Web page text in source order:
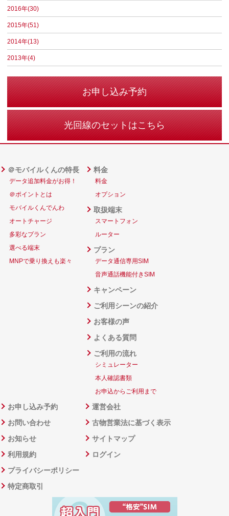
2016年(30)
2015年(51)
2014年(13)
2013年(4)
お申し込み予約
光回線のセットはこちら
＠モバイルくんの特長
データ追加料金がお得！
＠ポイントとは
モバイルくんでんわ
オートチャージ
多彩なプラン
選べる端末
MNPで乗り換えも楽々
料金
料金
オプション
取扱端末
スマートフォン
ルーター
プラン
データ通信専用SIM
音声通話機能付きSIM
キャンペーン
ご利用シーンの紹介
お客様の声
よくある質問
ご利用の流れ
シミュレーター
本人確認書類
お申込からご利用まで
お申し込み予約
お問い合わせ
お知らせ
利用規約
プライバシーポリシー
特定商取引
運営会社
古物営業法に基づく表示
サイトマップ
ログイン